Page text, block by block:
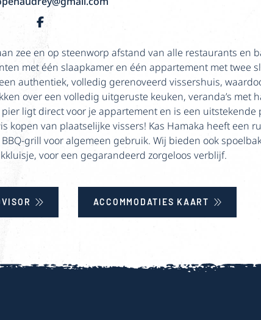
zee en op steenworp afstand van alle restaurants en
met één slaapkamer en één appartement met twee
authentiek, volledig gerenoveerd vissershuis,
over een volledig uitgeruste keuken, veranda’s met
ligt direct voor je appartement en is een uitstekende
kopen van plaatselijke vissers! Kas Hamaka heeft een
grill voor algemeen gebruik. Wij bieden ook
voor een gegarandeerd zorgeloos verblijf.
ACCOMMODATIES KAART